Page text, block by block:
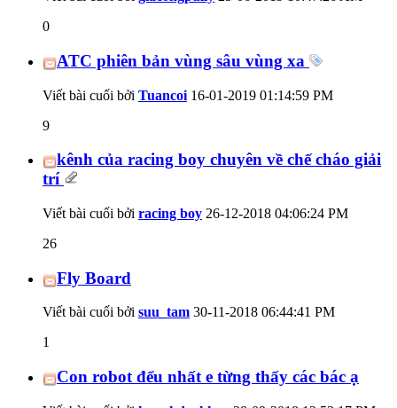
0
ATC phiên bản vùng sâu vùng xa
Viết bài cuối bởi Tuancoi 16-01-2019 01:14:59 PM
9
kênh của racing boy chuyên về chế cháo giải
trí
Viết bài cuối bởi racing boy 26-12-2018 04:06:24 PM
26
Fly Board
Viết bài cuối bởi suu_tam 30-11-2018 06:44:41 PM
1
Con robot đểu nhất e từng thấy các bác ạ